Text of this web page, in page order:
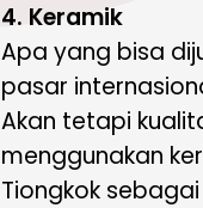
4. Keramik
Apa yang bisa
pasar
Akan tetapi
menggunakan
Tiongkok